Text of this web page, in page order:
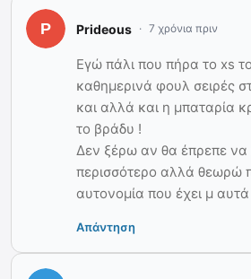
Prideous 7 χρόνια πριν
Εγώ πάλι που πήρα το xs
καθημερινά φουλ σειρές
και αλλά και η μπαταρία
το βράδυ !
Δεν ξέρω αν θα έπρεπε να
περισσότερο αλλά θεωρώ
αυτονομία που έχει μ
Απάντηση